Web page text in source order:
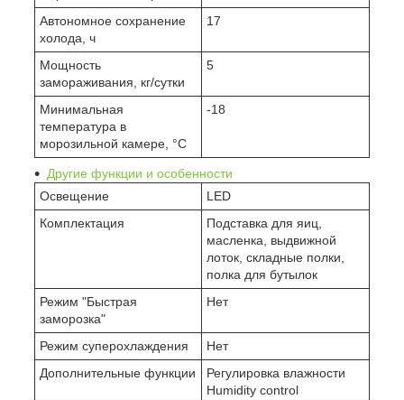
Автономное сохранение
холода, ч
17
Мощность
замораживания, кг/сутки
5
Минимальная
температура в
морозильной камере, °C
-18
Другие функции и особенности
Освещение
LED
Комплектация
Подставка для яиц,
масленка, выдвижной
лоток, складные полки,
полка для бутылок
Режим "Быстрая
заморозка"
Нет
Режим суперохлаждения
Нет
Дополнительные функции
Регулировка влажности
Humidity control